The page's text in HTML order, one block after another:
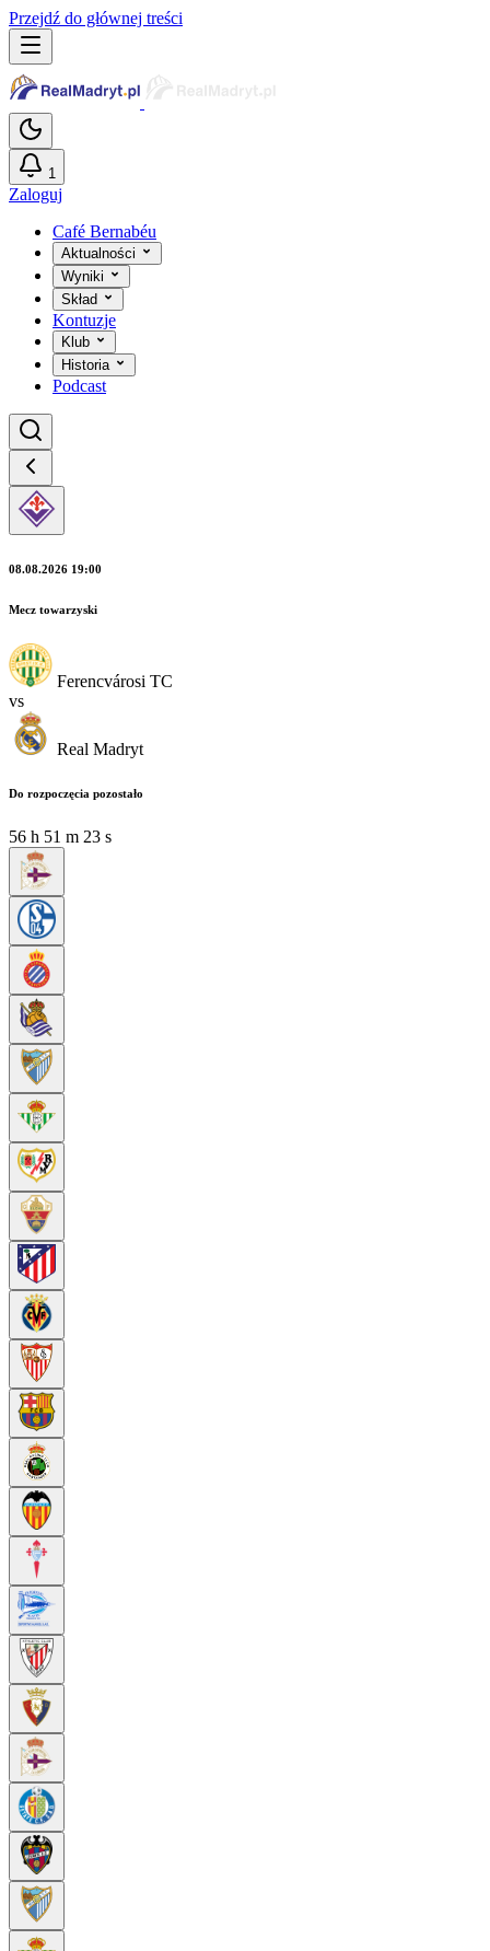
Przejdź do głównej treści
1
Zaloguj
Café Bernabéu
Aktualności
Wyniki
Skład
Kontuzje
Klub
Historia
Podcast
08.08.2026 19:00
Mecz towarzyski
Ferencvárosi TC
vs
Real Madryt
Do rozpoczęcia pozostało
56 h 51 m 22 s